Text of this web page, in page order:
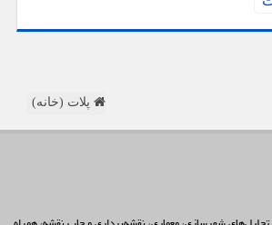
پلات (خانه)